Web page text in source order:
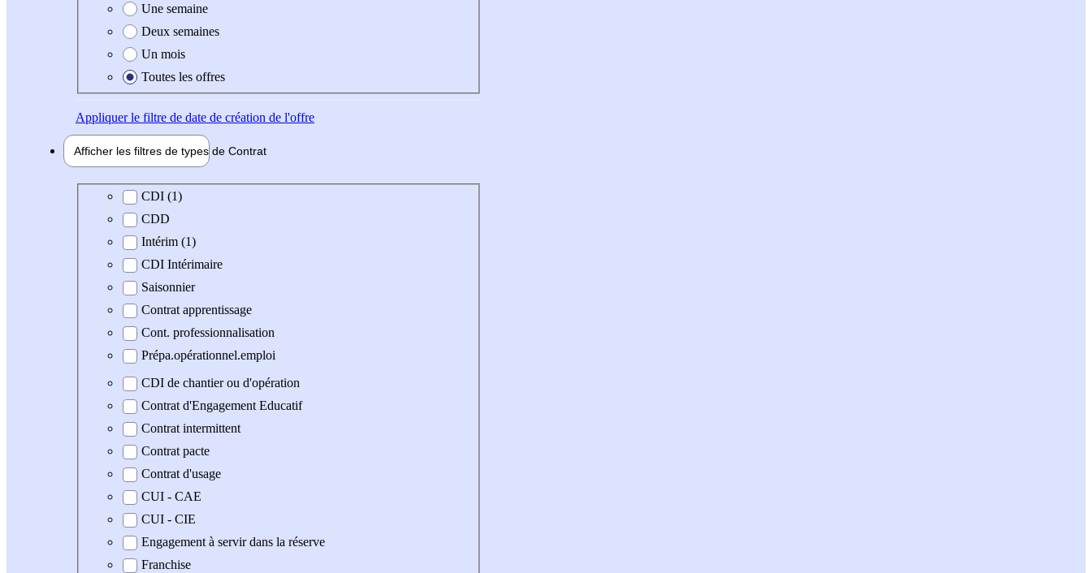
Une semaine
Deux semaines
Un mois
Toutes les offres
Appliquerle filtre de date de création de l'offre
Afficher les filtres de types de Contrat
Type de contrat
CDI (1)
CDD
Intérim (1)
CDI Intérimaire
Saisonnier
Contrat apprentissage
Cont. professionnalisation
Prépa.opérationnel.emploi
CDI de chantier ou d'opération
Contrat d'Engagement Educatif
Contrat intermittent
Contrat pacte
Contrat d'usage
CUI - CAE
CUI - CIE
Engagement à servir dans la réserve
Franchise